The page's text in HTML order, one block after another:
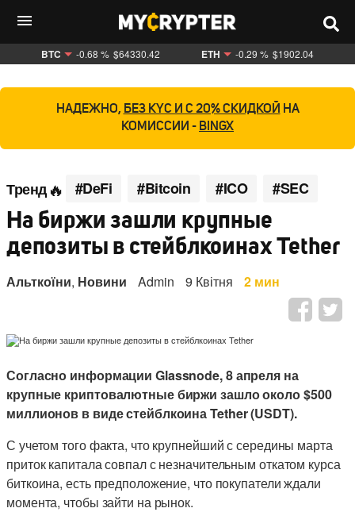
BTC -0.68 % $64330.42 ETH -0.29 % $1902.04
НАДЕЖНО, БЕЗ KYC И С 20% СКИДКОЙ НА
КОМИССИИ - BINGX
Тренд #DeFi #Bitcoin #ICO #SEC
На биржи зашли крупные
депозиты в стейблкоинах Tether
Альткоїни, Новини Admin 9 Квітня 2 мин
Согласно информации Glassnode, 8 апреля на
крупные криптовалютные биржи зашло около $500
миллионов в виде стейблкоина Tether (USDT).
С учетом того факта, что крупнейший с середины марта
приток капитала совпал с незначительным откатом курса
биткоина, есть предположение, что покупатели ждали
момента, чтобы зайти на рынок.